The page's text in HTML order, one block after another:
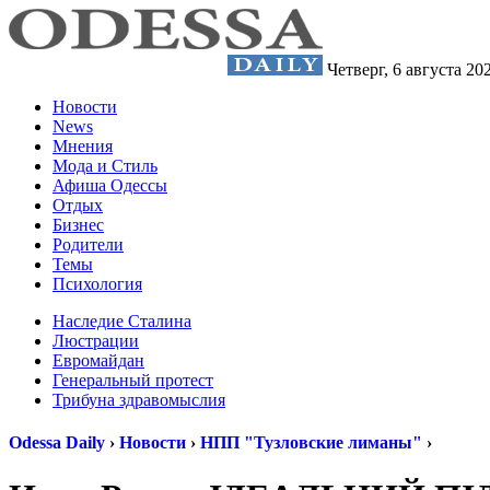
Четверг, 6 августа
Новости
News
Мнения
Мода и Стиль
Афиша Одессы
Отдых
Бизнес
Родители
Темы
Психология
Наследие Сталина
Люстрации
Евромайдан
Генеральный протест
Трибуна здравомыслия
Odessa Daily › Новости › НПП "Тузловские лиманы" ›